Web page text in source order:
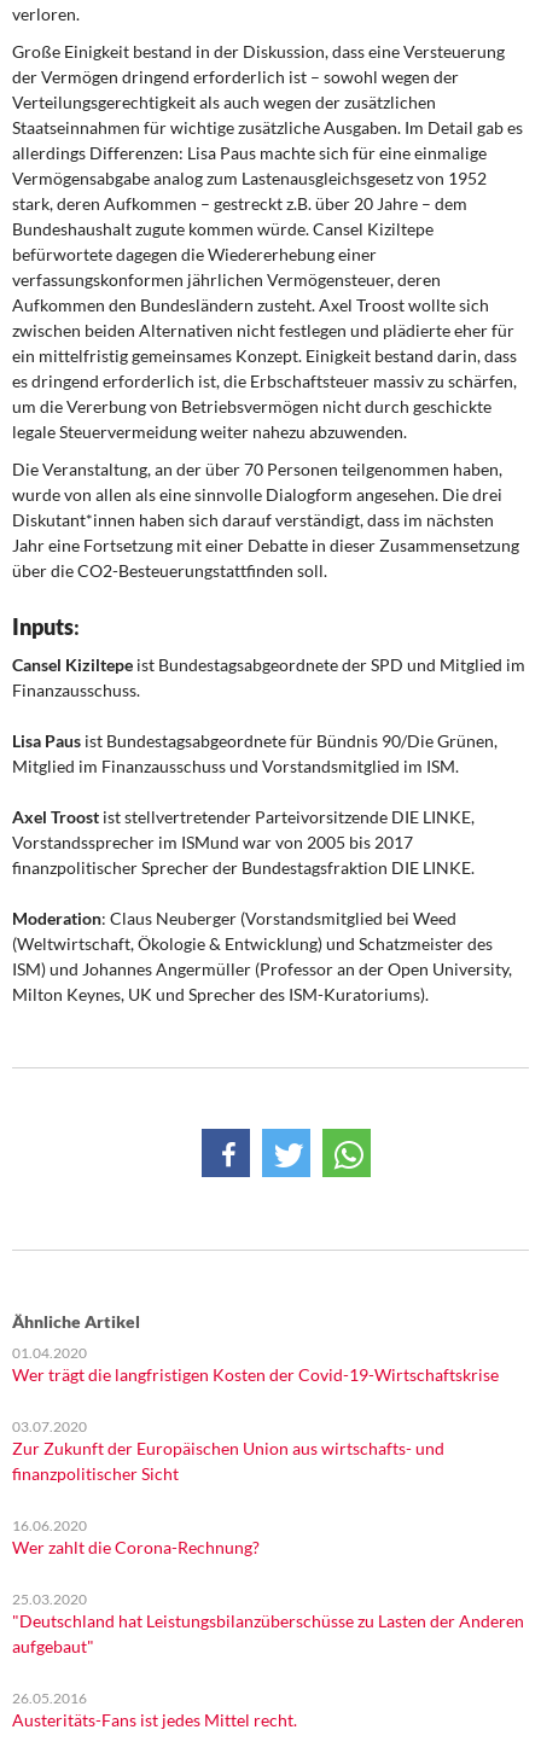
verloren.
Große Einigkeit bestand in der Diskussion, dass eine Versteuerung
der Vermögen dringend erforderlich ist – sowohl wegen der
Verteilungsgerechtigkeit als auch wegen der zusätzlichen
Staatseinnahmen für wichtige zusätzliche Ausgaben. Im Detail gab es
allerdings Differenzen: Lisa Paus machte sich für eine einmalige
Vermögensabgabe analog zum Lastenausgleichsgesetz von 1952
stark, deren Aufkommen – gestreckt z.B. über 20 Jahre – dem
Bundeshaushalt zugute kommen würde. Cansel Kiziltepe
befürwortete dagegen die Wiedererhebung einer
verfassungskonformen jährlichen Vermögensteuer, deren
Aufkommen den Bundesländern zusteht. Axel Troost wollte sich
zwischen beiden Alternativen nicht festlegen und plädierte eher für
ein mittelfristig gemeinsames Konzept. Einigkeit bestand darin, dass
es dringend erforderlich ist, die Erbschaftsteuer massiv zu schärfen,
um die Vererbung von Betriebsvermögen nicht durch geschickte
legale Steuervermeidung weiter nahezu abzuwenden.
Die Veranstaltung, an der über 70 Personen teilgenommen haben,
wurde von allen als eine sinnvolle Dialogform angesehen. Die drei
Diskutant*innen haben sich darauf verständigt, dass im nächsten
Jahr eine Fortsetzung mit einer Debatte in dieser Zusammensetzung
über die CO2-Besteuerungstattfinden soll.
Inputs:
Cansel Kiziltepe ist Bundestagsabgeordnete der SPD und Mitglied im
Finanzausschuss.
Lisa Paus ist Bundestagsabgeordnete für Bündnis 90/Die Grünen,
Mitglied im Finanzausschuss und Vorstandsmitglied im ISM.
Axel Troost ist stellvertretender Parteivorsitzende DIE LINKE,
Vorstandssprecher im ISMund war von 2005 bis 2017
finanzpolitischer Sprecher der Bundestagsfraktion DIE LINKE.
Moderation: Claus Neuberger (Vorstandsmitglied bei Weed
(Weltwirtschaft, Ökologie & Entwicklung) und Schatzmeister des
ISM) und Johannes Angermüller (Professor an der Open University,
Milton Keynes, UK und Sprecher des ISM-Kuratoriums).
Ähnliche Artikel
01.04.2020
Wer trägt die langfristigen Kosten der Covid-19-Wirtschaftskrise
03.07.2020
Zur Zukunft der Europäischen Union aus wirtschafts- und
finanzpolitischer Sicht
16.06.2020
Wer zahlt die Corona-Rechnung?
25.03.2020
"Deutschland hat Leistungsbilanzüberschüsse zu Lasten der Anderen
aufgebaut"
26.05.2016
Austeritäts-Fans ist jedes Mittel recht.